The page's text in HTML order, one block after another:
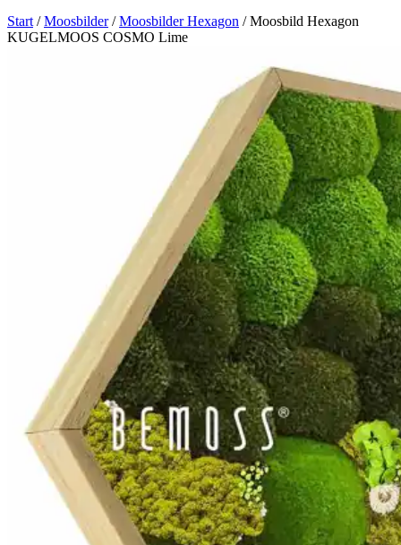
Start /Moosbilder/Moosbilder Hexagon / Moosbild Hexagon
KUGELMOOS COSMO Lime